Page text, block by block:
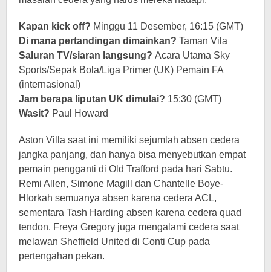
Kapan kick off? Minggu 11 Desember, 16:15 (GMT)
Di mana pertandingan dimainkan? Taman Vila
Saluran TV/siaran langsung? Acara Utama Sky
Sports/Sepak Bola/Liga Primer (UK) Pemain FA
(internasional)
Jam berapa liputan UK dimulai? 15:30 (GMT)
Wasit? Paul Howard
Aston Villa saat ini memiliki sejumlah absen cedera
jangka panjang, dan hanya bisa menyebutkan empat
pemain pengganti di Old Trafford pada hari Sabtu.
Remi Allen, Simone Magill dan Chantelle Boye-
Hlorkah semuanya absen karena cedera ACL,
sementara Tash Harding absen karena cedera quad
tendon. Freya Gregory juga mengalami cedera saat
melawan Sheffield United di Conti Cup pada
pertengahan pekan.